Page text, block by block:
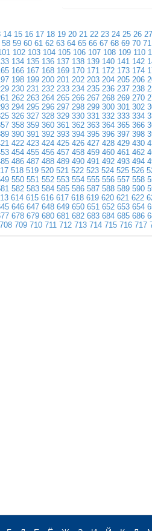
14 15 16 17 18 19 20 21 22 23 24 25 26 27
58 59 60 61 62 63 64 65 66 67 68 69 70 71
102 103 104 105 106 107 108 109 110
134 135 136 137 138 139 140 141 142
166 167 168 169 170 171 172 173 174
198 199 200 201 202 203 204 205 206
230 231 232 233 234 235 236 237 238
262 263 264 265 266 267 268 269 270
294 295 296 297 298 299 300 301 302
326 327 328 329 330 331 332 333 334
358 359 360 361 362 363 364 365 366
390 391 392 393 394 395 396 397 398
422 423 424 425 426 427 428 429 430
454 455 456 457 458 459 460 461 462
486 487 488 489 490 491 492 493 494
518 519 520 521 522 523 524 525 526
550 551 552 553 554 555 556 557 558
582 583 584 585 586 587 588 589 590
614 615 616 617 618 619 620 621 622
646 647 648 649 650 651 652 653 654
678 679 680 681 682 683 684 685 686
708 709 710 711 712 713 714 715 716 717